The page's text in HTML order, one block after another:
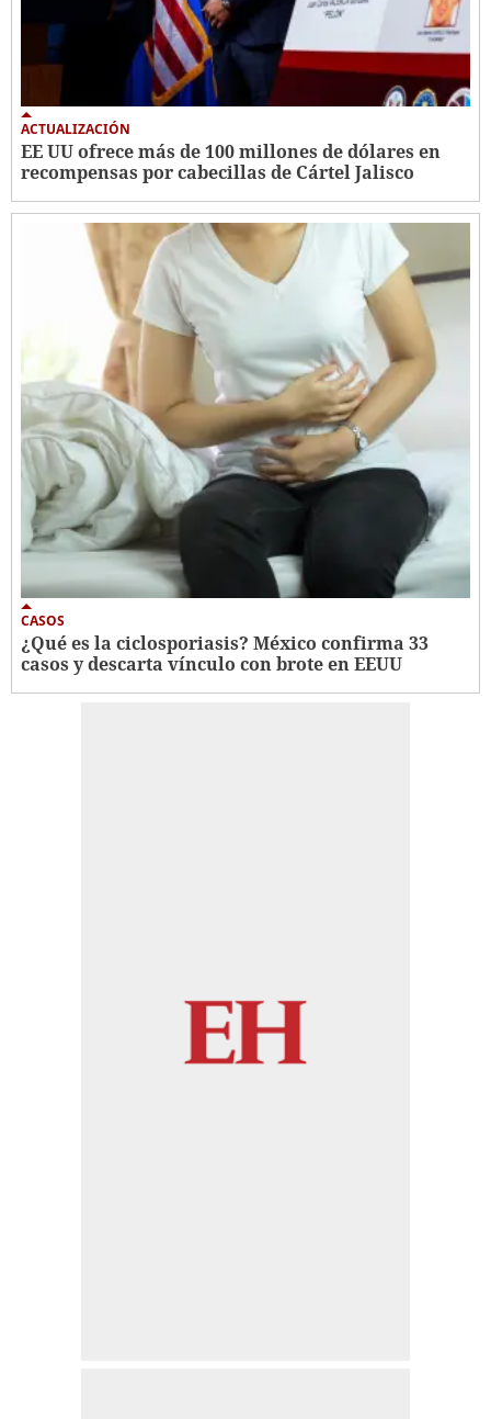
ACTUALIZACIÓN
EE UU ofrece más de 100 millones de dólares en
recompensas por cabecillas de Cártel Jalisco
CASOS
¿Qué es la ciclosporiasis? México confirma 33
casos y descarta vínculo con brote en EEUU